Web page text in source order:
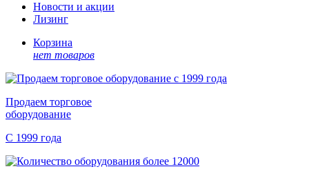
Новости и акции
Лизинг
Корзина
нет товаров
Продаем торговое
оборудование
С 1999 года